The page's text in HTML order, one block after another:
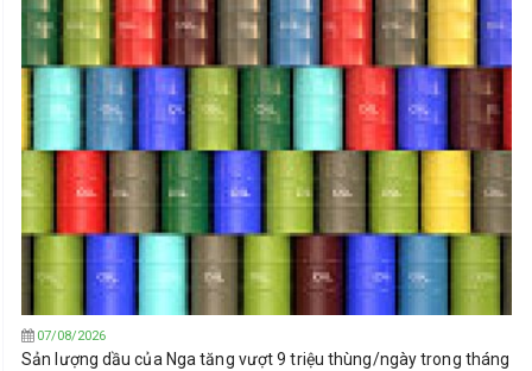
07/08/2026
Sản lượng dầu của Nga tăng vượt 9 triệu thùng/ngày trong tháng